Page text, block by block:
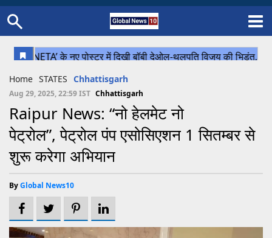
Uttar Pradesh
Chhattisgarh
Bihar
Uttrakhand
Cricket
Football
Home STATES Chhattisgarh
Aug 29, 2025, 22:59 IST Chhattisgarh
Raipur News: “नो हेलमेट नो
पेट्रोल”, पेट्रोल पंप एसोसिएशन 1 सितम्बर से
शुरू करेगा अभियान
ByGlobal News10